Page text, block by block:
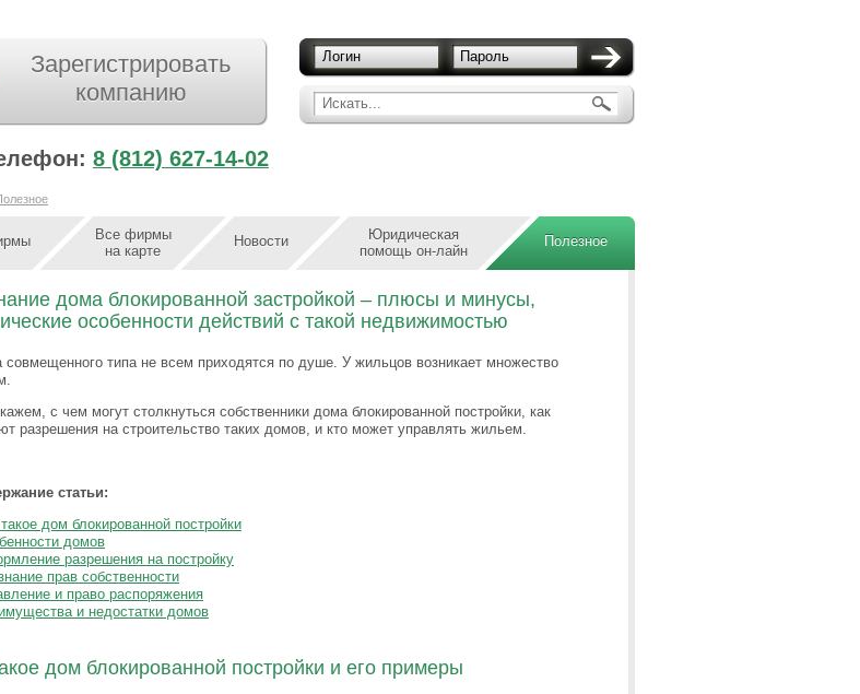
Искать...
Логин Пароль
Зарегистрировать
компанию
8 (812) 627-14-02
Все фирмы
на карте
Новости
Юридическая
помощь он-лайн
Полезное
дома блокированной застройкой – плюсы и минусы,
особенности действий с такой недвижимостью
совмещенного типа не всем приходятся по душе. У жильцов возникает множество
с чем могут столкнуться собственники дома блокированной постройки, как
разрешения на строительство таких домов, и кто может управлять жильем.
статьи:
дом блокированной постройки
домов
разрешения на постройку
прав собственности
и право распоряжения
и недостатки домов
дом блокированной постройки и его примеры